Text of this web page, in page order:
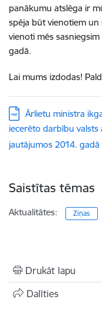
panākumu atslēga ir
spēja būt vienotiem un
vienoti mēs
gadā.
Lai mums izdodas!
Lejupielādēt:
Ārlietu ministra
iecerēto darbību valsts
jautājumos 2014. gadā
Saistītas tēmas
Aktualitātes: Ziņas
Drukāt lapu
Dalīties